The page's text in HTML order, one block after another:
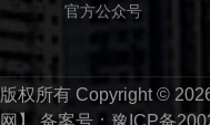
官方公众号
版权所有 Copyright ©